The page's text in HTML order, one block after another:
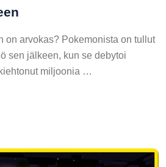
on arvokas? Pokemonista on tullut
sen jälkeen, kun se debytoi
miljoonia …